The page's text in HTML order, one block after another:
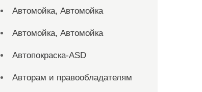
Автомойка, Автомойка
Автомойка, Автомойка
Автопокраска-ASD
Авторам и правообладателям